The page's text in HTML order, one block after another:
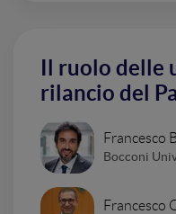
Il ruolo delle
rilancio del
Francesco
Bocconi
Francesco